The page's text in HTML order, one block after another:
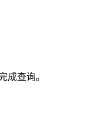
成查询。